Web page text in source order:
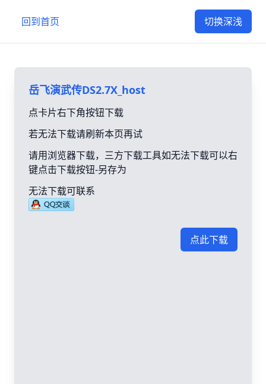
回到首页 切换深浅
岳飞演武传DS2.7X_host
点卡片右下角按钮下载
若无法下载请刷新本页再试
请用浏览器下载，三方下载工具如无法下载可以右
键点击下载按钮-另存为
无法下载可联系
点此下载